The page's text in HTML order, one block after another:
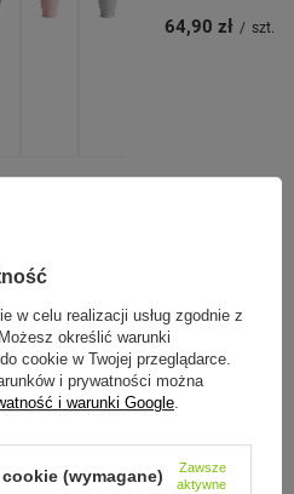
- Ink
64,90 zł / szt.
tego
w celu realizacji usług zgodnie z
Możesz określić warunki
cookie w Twojej przeglądarce.
i prywatności można
i warunki Google
(wymagane)
Zawsze
aktywne